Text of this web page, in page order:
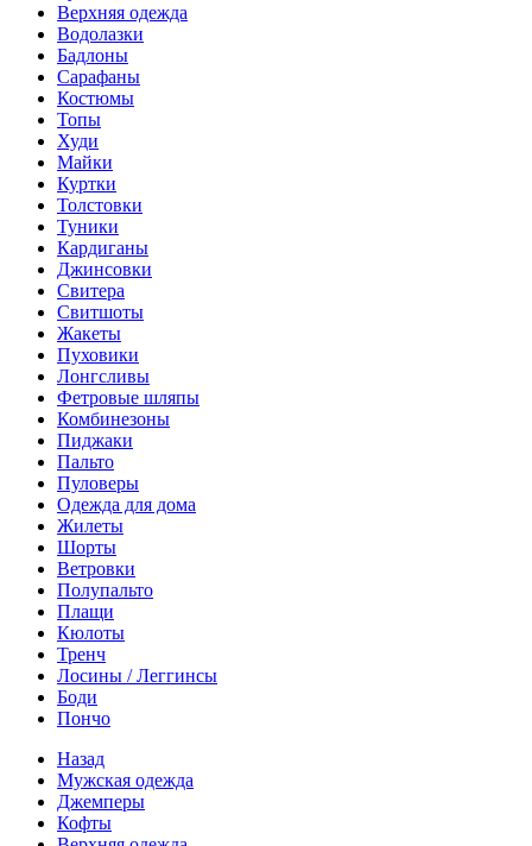
Верхняя одежда
Водолазки
Бадлоны
Сарафаны
Костюмы
Топы
Худи
Майки
Куртки
Толстовки
Туники
Кардиганы
Джинсовки
Свитера
Свитшоты
Жакеты
Пуховики
Лонгсливы
Фетровые шляпы
Комбинезоны
Пиджаки
Пальто
Пуловеры
Одежда для дома
Жилеты
Шорты
Ветровки
Полупальто
Плащи
Кюлоты
Тренч
Лосины / Леггинсы
Боди
Пончо
Назад
Мужская одежда
Джемперы
Кофты